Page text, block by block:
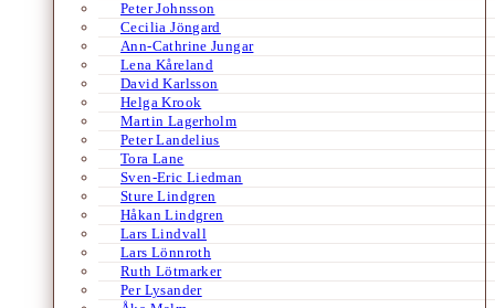
Peter Johnsson
Cecilia Jöngard
Ann-Cathrine Jungar
Lena Kåreland
David Karlsson
Helga Krook
Martin Lagerholm
Peter Landelius
Tora Lane
Sven-Eric Liedman
Sture Lindgren
Håkan Lindgren
Lars Lindvall
Lars Lönnroth
Ruth Lötmarker
Per Lysander